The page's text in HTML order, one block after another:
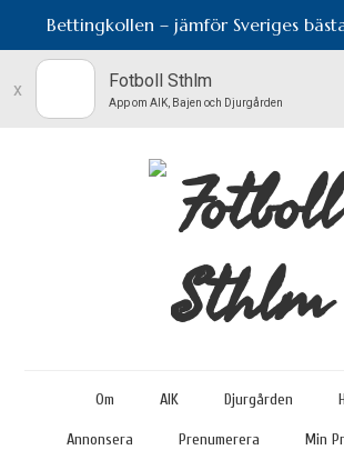
Bettingkollen – jämför Sveriges
x Fotboll Sthlm
App om AIK, Bajen och Djurgården
Om AIK Djurgården
Annonsera Prenumerera Min